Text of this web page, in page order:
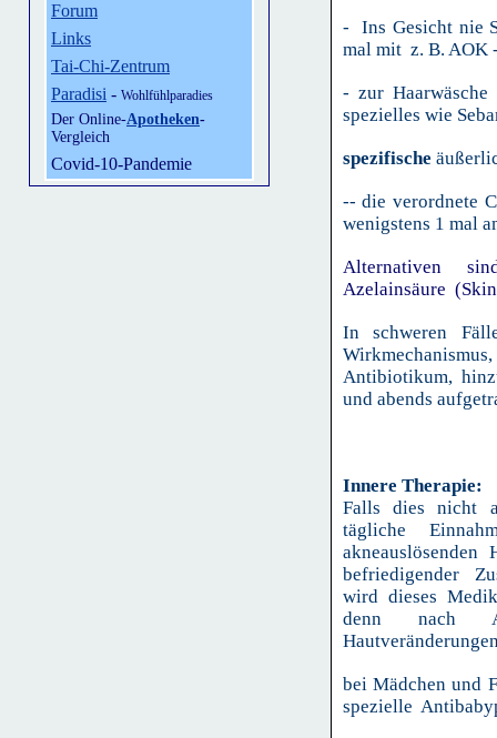
Forum
Links
Tai-Chi-Zentrum
Paradisi - Wohlfühlparadies
Der Online-Apotheken-
Vergleich
Covid-10-Pandemie
- Ins Gesicht nie
mal mit z. B. AOK
- zur
spezielles wie
spezifische
-- die
wenigstens 1 mal
Alternativen
Azelainsäure
In schweren
Antibiotikum,
und abends
Innere Therapie:
Falls dies nicht
tägliche
befriedigender
wird dieses
denn nach
bei Mädchen und
spezielle